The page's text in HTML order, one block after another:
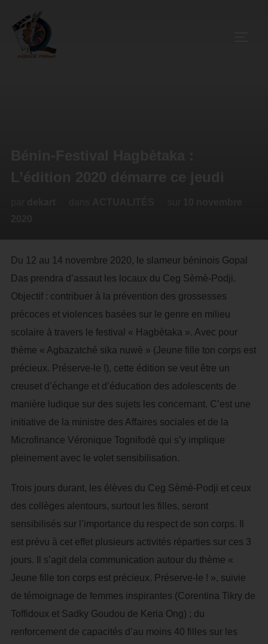
Du 12 au 14 novembre 2020, le slameur béninois Gopal
Das prendra d’assaut les locaux du Ceg Sèmè-Podji.
Objectif : contribuer à la prévention des grossesses
précoces et violences basées sur le genre en milieu
scolaire à travers le festival « Hagbètaka ». Avec pour
thème « Agbazatché sika nuwè » (Jeune fille ton corps est
précieux. Préserve-le !), cette édition se veut être un
creuset d’échange et d’éducation des adolescents de
manière ludique sur des sujets les concernant. C’est une
initiative de la ministre des Affaires sociales et de la
Microfinance Véronique Tognifodè qui s’y implique
pleinement avec le volet sensibilisation.
Trois jours durant, les élèves du Ceg Sèmè-Podji et ceux
des collèges alentours, surtout les filles, seront
sensibilisés sur l’importance du respect de son corps. Il
est prévu à cet effet plusieurs activités réparties sur ces 3
jours. Il s’agit dela communication autour du thème «
Jeune fille ton corps est précieux. Préserve-le ! », suivie
de témoignage de femmes inspirantes (Corentina Tikry de
Toffidoux et Sadky Goudou de Keria Ong) ; du
renforcement de capacités d’au moins 40 filles sur les